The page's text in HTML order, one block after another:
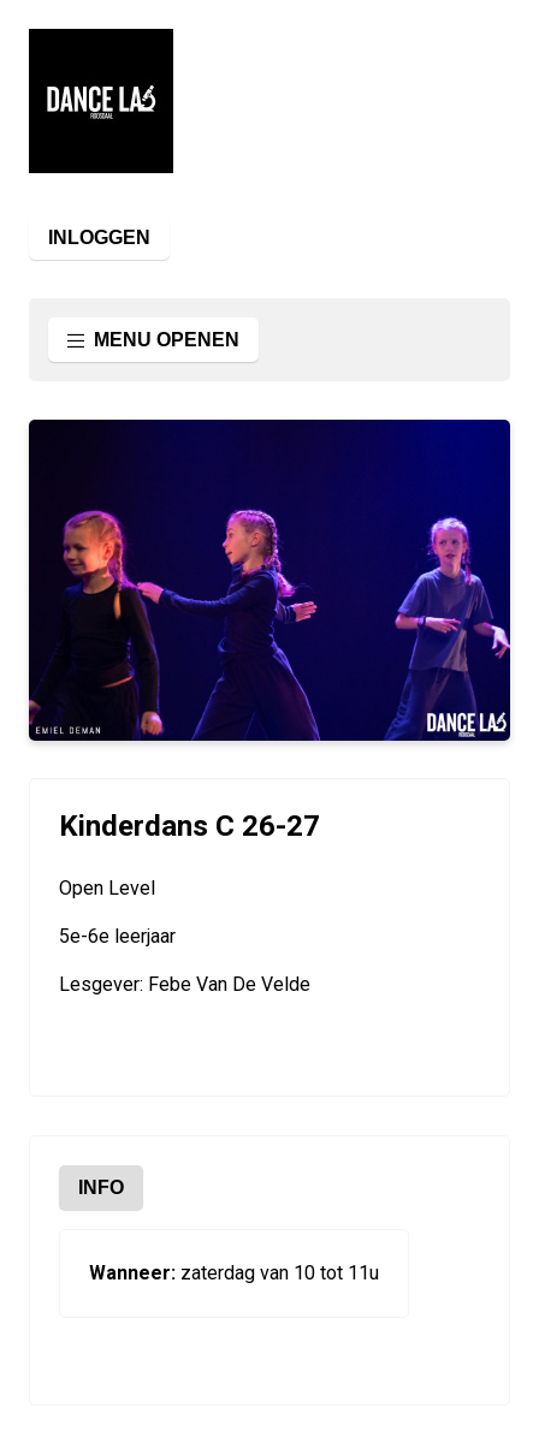
INLOGGEN
MENU OPENEN
Kinderdans C 26-27
Open Level
5e-6e leerjaar
Lesgever: Febe Van De Velde
INFO
Wanneer: zaterdag van 10 tot 11u